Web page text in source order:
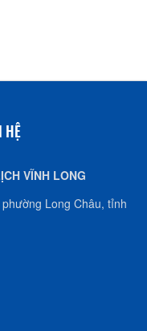
HỆ
VĨNH LONG
Long Châu, tỉnh